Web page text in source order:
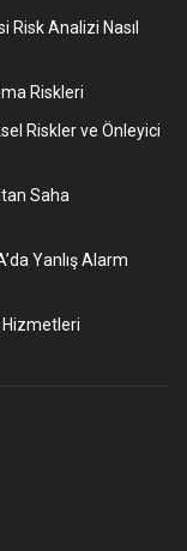
Analizi Nasıl
Riskleri
Riskler ve Önleyici
Saha
Yanlış Alarm
Hizmetleri